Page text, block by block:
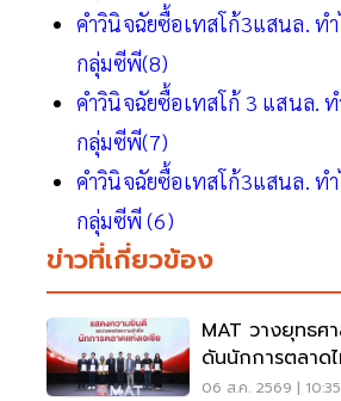
คำวินิจฉัยซื้อเทสโก้3แสนล. ท
กลุ่มซีพี(8)
คำวินิจฉัยซื้อเทสโก้ 3 แสนล. ท
กลุ่มซีพี(7)
คำวินิจฉัยซื้อเทสโก้3แสนล. ท
กลุ่มซีพี (6)
ข่าวที่เกี่ยวข้อง
MAT วางยุทธศ
ดันนักการตลาด
06 ส.ค. 2569 |